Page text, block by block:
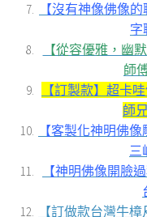
【沒有神像佛像
字
【從容優雅，幽
師
【訂製款】超卡
師
【客製化神明佛
三
【神明佛像開臉
【訂做款台灣牛